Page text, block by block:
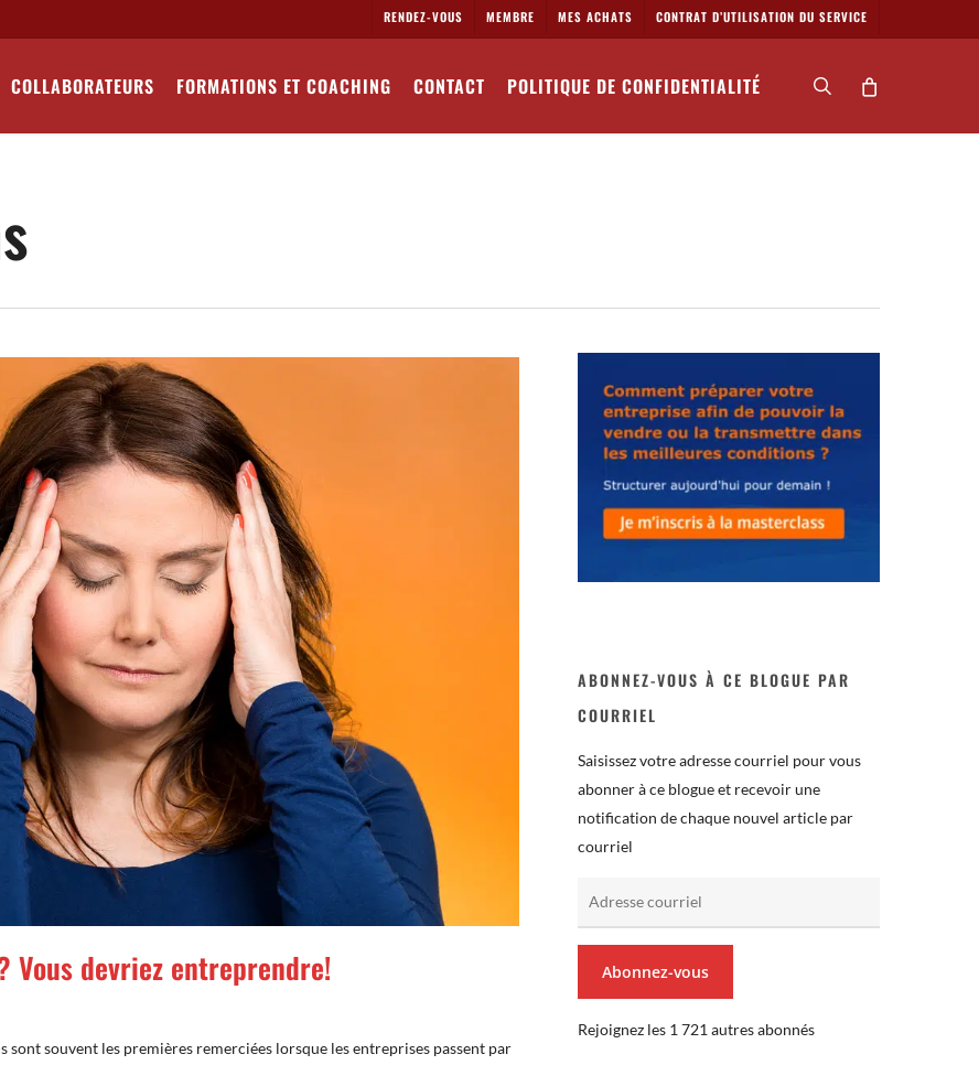
RENDEZ-VOUS MEMBRE MES ACHATS CONTRAT D’UTILISATION DU SERVICE
COLLABORATEURS FORMATIONS ET COACHING CONTACT POLITIQUE DE CONFIDENTIALITÉ search
Vous devriez entreprendre!
sont souvent les premières remerciées lorsque les entreprises passent par
ABONNEZ-VOUS À CE BLOGUE PAR
COURRIEL
Saisissez votre adresse courriel pour vous
abonner à ce blogue et recevoir une
notification de chaque nouvel article par
courriel
Abonnez-vous
Rejoignez les 1 721 autres abonnés